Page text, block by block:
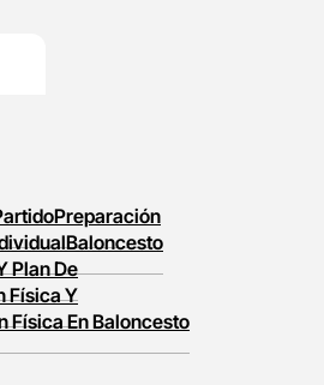
Preparación
Baloncesto
Plan De
Física Y
Física En Baloncesto